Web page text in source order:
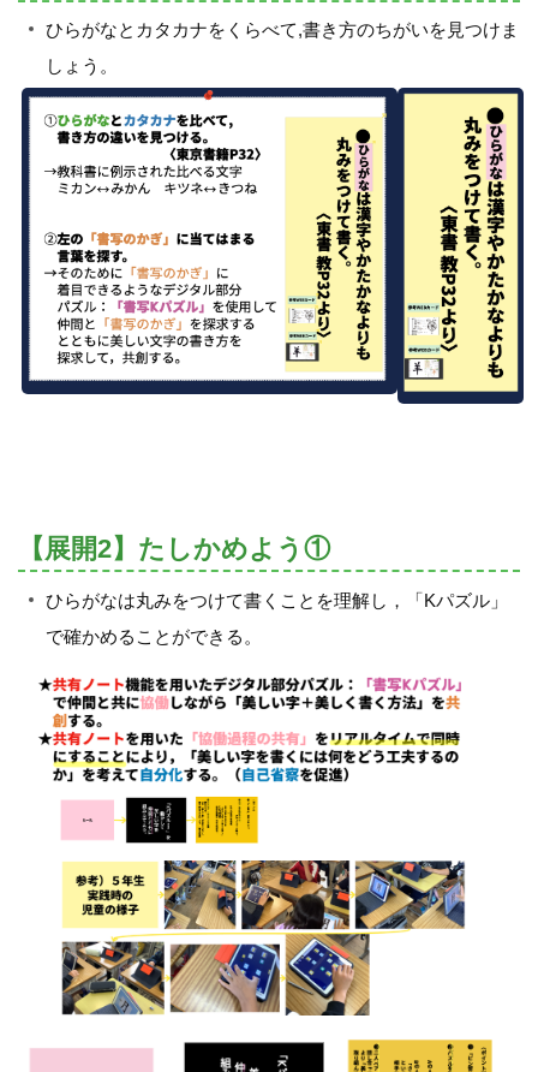
ひらがなとカタカナをくらべて,書き方のちがいを見つけま
しょう。
【展開2】たしかめよう①
ひらがなは丸みをつけて書くことを理解し，「Kパズル」
で確かめることができる。